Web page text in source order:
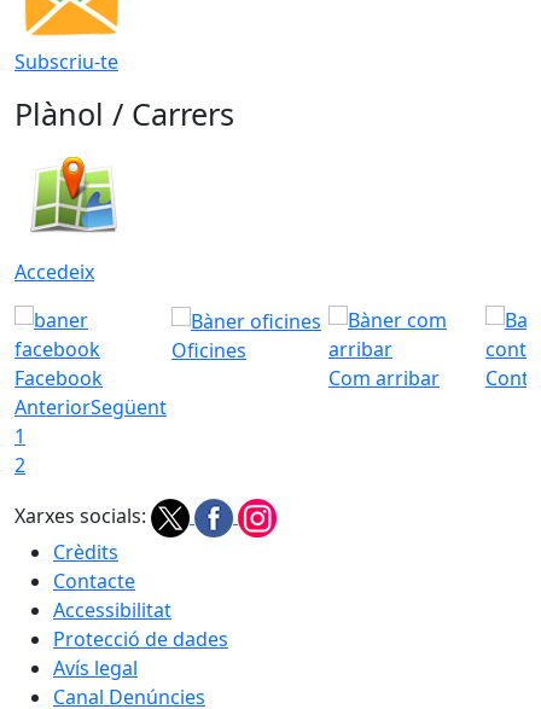
Subscriu-te
Plànol / Carrers
Accedeix
Facebook
Oficines
Com arribar
AnteriorSegüent
1
2
Xarxes socials:
Crèdits
Contacte
Accessibilitat
Protecció de dades
Avís legal
Canal Denúncies